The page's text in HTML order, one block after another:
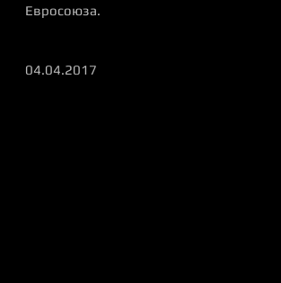
Евросоюза.
04.04.2017